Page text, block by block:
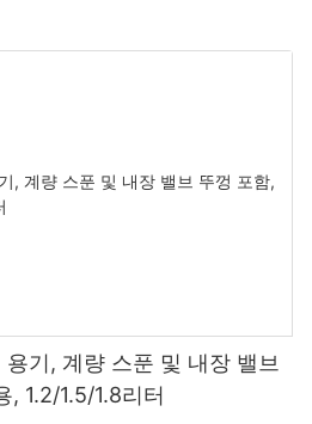
기, 계량 스푼 및 내장 밸브
, 1.2/1.5/1.8리터